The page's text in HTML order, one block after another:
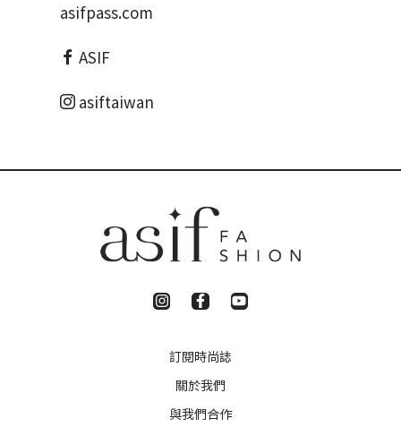
asifpass.com
ASIF
asiftaiwan
訂閱時尚誌
關於我們
與我們合作